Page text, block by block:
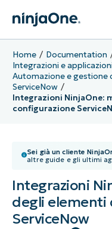
Home
Documentation
Integrazioni e
Automazione e gestione
ServiceNow
Integrazioni NinjaOne:
configurazione
Sei già un cliente
altre guide e gli ultimi
Integrazioni
degli elementi
ServiceNow